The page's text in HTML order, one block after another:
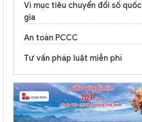
Vì mục tiêu chuyển đổi số quốc
gia
An toàn PCCC
Tư vấn pháp luật miễn phí